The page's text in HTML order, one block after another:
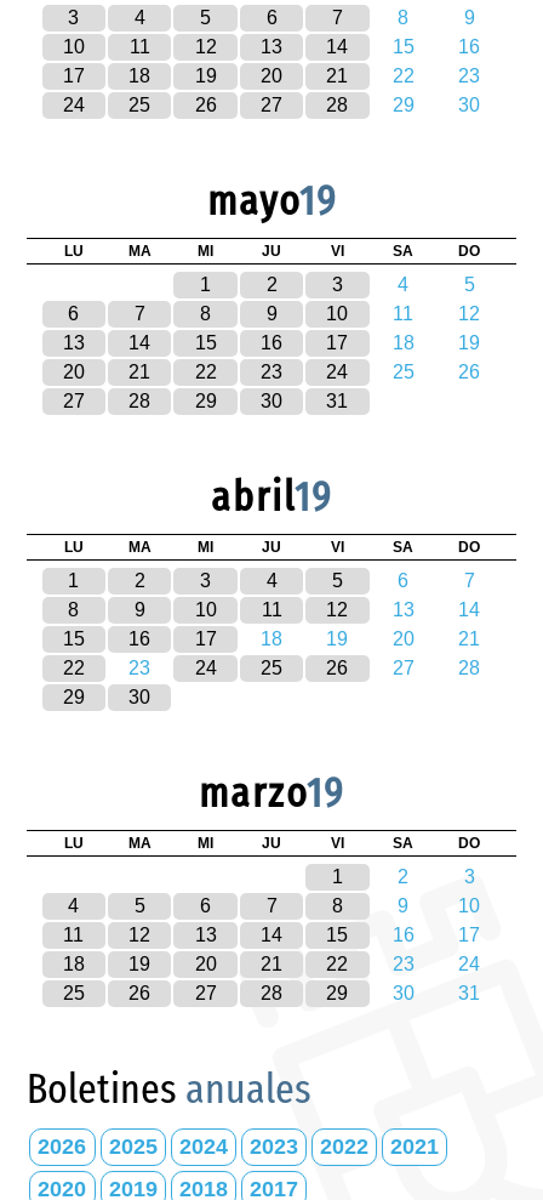
3
4 5 6 7 8
9
10
11 12 13 14 15
16
17
18 19 20 21 22
23
24
25 26 27 28 29 30
mayo19
LU MA MI JU VI SA DO
1 2 3 4
5
6
7 8 9 10 11
12
13
14 15 16 17 18
19
20
21 22 23 24 25
26
27
28 29 30 31
abril19
LU MA MI JU VI SA DO
1 2 3 4 5 6
7
8
9 10 11 12 13
14
15
16 17 18 19 20
21
22
23 24 25 26 27
28
29
30
marzo19
LU MA MI JU VI SA DO
1 2
3
4
5 6 7 8 9
10
11
12 13 14 15 16
17
18
19 20 21 22 23
24
25
26 27 28 29 30 31
Boletines anuales
2026 2025 2024 2023 2022
2021
2020
2019 2018 2017